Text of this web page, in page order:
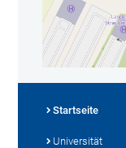
Startseite
Universität